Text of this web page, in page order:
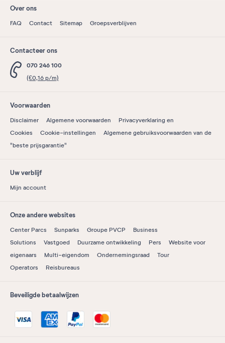
Over ons
FAQ Contact Sitemap Groepsverblijven
Contacteer ons
070 246 100
(€0,16 p/m)
Voorwaarden
Disclaimer Algemene voorwaarden
Privacyverklaring en
Cookies
Cookie-instellingen
Algemene gebruiksvoorwaarden van de
"beste prijsgarantie"
Uw verblijf
Mijn account
Onze andere websites
Center Parcs Sunparks Groupe PVCP
Business
Solutions
Vastgoed Duurzame ontwikkeling Pers
Website voor
eigenaars
Multi-eigendom Ondernemingsraad
Tour
Operators
Reisbureaus
Beveiligde betaalwijzen